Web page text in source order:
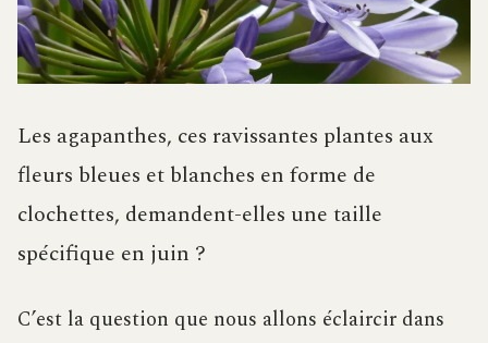
Les agapanthes, ces ravissantes plantes aux
fleurs bleues et blanches en forme de
clochettes, demandent-elles une taille
spécifique en juin ?
C’est la question que nous allons éclaircir dans